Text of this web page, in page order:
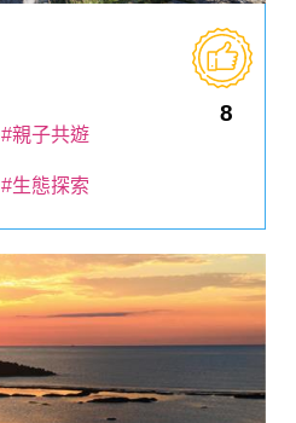
8
#親子共遊
#生態探索